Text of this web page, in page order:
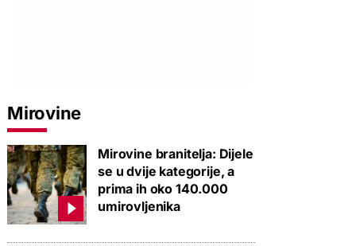
Mirovine
Mirovine branitelja: Dijele
se u dvije kategorije, a
prima ih oko 140.000
umirovljenika